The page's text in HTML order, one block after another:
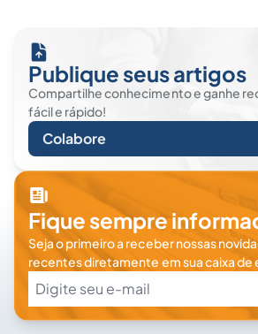
Publique seus artigos
Compartilhe conhecimento e ganhe
fácil e rápido!
Colabore
Fique sempre
Seja o primeiro a receber nossas
recentes diretamente em sua caixa de